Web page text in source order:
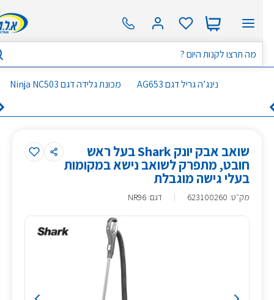
נינג’ה גריל דגם AG653 מכונת גלידה דגם Ninja NC503
שואב אבק יונק Shark בעל ראש
חובט, מתפרק לשואב נישא במקומות
בעלי גישה מוגבלת
מק״ט:
623100260 דגם: NR96